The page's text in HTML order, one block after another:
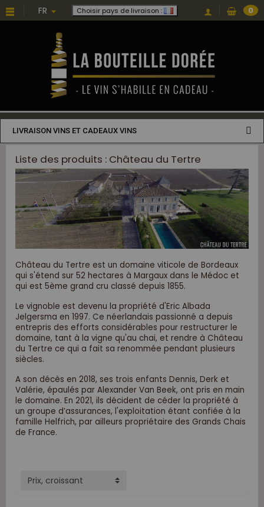
FR Choisir pays de livraison : 0
LIVRAISON VINS ET CADEAUX VINS
Liste des produits : Château du Tertre
Château du Tertre est un domaine viticole de Bordeaux
qui s'étend sur 52 hectares à Margaux dans le Médoc et
qui est 5ème grand cru classé depuis 1855.
Le vignoble est devenu la propriété d'Eric Albada
Jelgersma en 1997. Ce néerlandais passionné a depuis
entrepris des efforts considérables pour restructurer le
domaine, tant à la vigne qu'au chai, et rendre à Château
du Tertre ce qui a fait sa renommée pendant plusieurs
siècles.
A son décès en 2018, ses trois enfants Dennis, Derk et
Valérie, épaulés par Alexander Van Beek, ont pris en main
le domaine. En 2021, ils décident de céder la propriété à
un groupe d’assurances, l'exploitation étant confiée à la
famille Helfrich, par ailleurs propriétaire des Grands Chais
de France.
Prix, croissant